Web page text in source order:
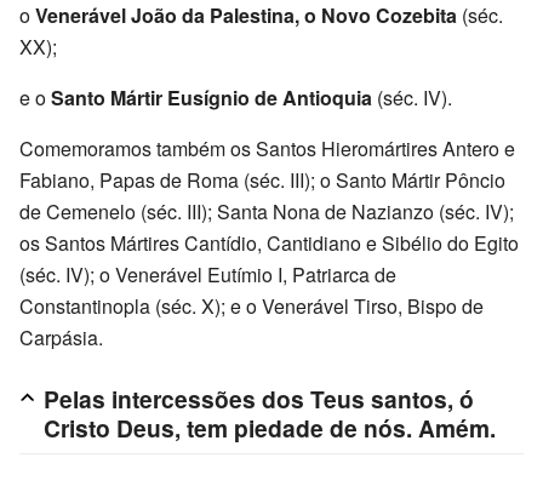
oVenerável João da Palestina, o Novo Cozebita (séc.
XX);
e oSanto Mártir Eusígnio de Antioquia (séc. IV).
Comemoramos também os Santos Hieromártires Antero e
Fabiano, Papas de Roma (séc. III); o Santo Mártir Pôncio
de Cemenelo (séc. III); Santa Nona de Nazianzo (séc. IV);
os Santos Mártires Cantídio, Cantidiano e Sibélio do Egito
(séc. IV); o Venerável Eutímio I, Patriarca de
Constantinopla (séc. X); e o Venerável Tirso, Bispo de
Carpásia.
Pelas intercessões dos Teus santos, ó
Cristo Deus, tem piedade de nós. Amém.